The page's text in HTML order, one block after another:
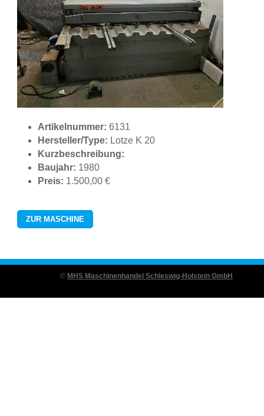
Artikelnummer: 6131
Hersteller/Type: Lotze K 20
Kurzbeschreibung:
Baujahr: 1980
Preis: 1.500,00 €
ZUR MASCHINE
© MHS Maschinenhandel Schleswig-Holstein GmbH